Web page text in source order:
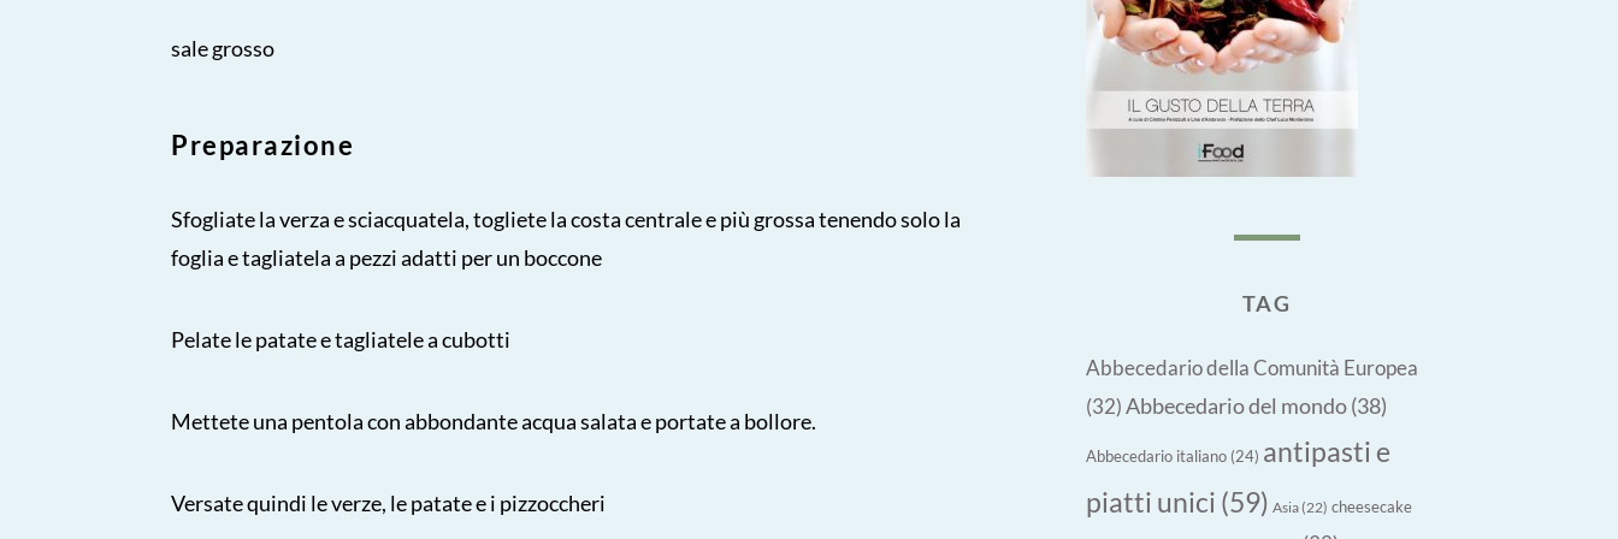
sale grosso
Preparazione
Sfogliate la verza e sciacquatela, togliete la costa centrale e più grossa tenendo solo la
foglia e tagliatela a pezzi adatti per un boccone
Pelate le patate e tagliatele a cubotti
Mettete una pentola con abbondante acqua salata e portate a bollore.
Versate quindi le verze, le patate e i pizzoccheri
TAG
Abbecedario della Comunità Europea
(32) Abbecedario del mondo(38)
Abbecedario italiano (24) antipasti e
piatti unici (59) Asia(22) cheesecake